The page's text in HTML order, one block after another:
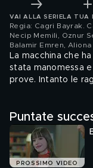
VAI ALLA SERIE LA TUA
Regia: Cagri Bayrak.
Necip Memili, Oznur
Balamir Emren,
La macchina che
stata manomessa e
prove. Intanto le
Puntate
PROSSIMO VIDEO